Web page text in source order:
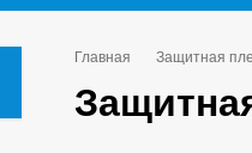
Главная Защитная